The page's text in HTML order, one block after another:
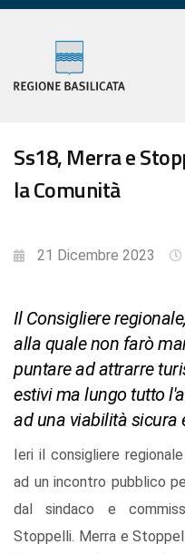
Ss18, Merra e
la Comunità
21 Dicembre 2023
Il Consigliere
alla quale non farò
puntare ad attrarre
estivi ma lungo tutto
ad una viabilità sicura
Ieri il consigliere
ad un incontro pubblico
dal sindaco e
Stoppelli. Merra e